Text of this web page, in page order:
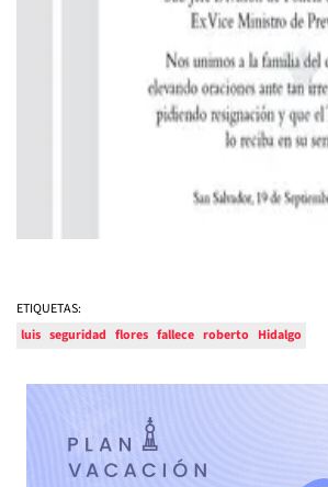
ETIQUETAS:
luis seguridad flores fallece roberto Hidalgo